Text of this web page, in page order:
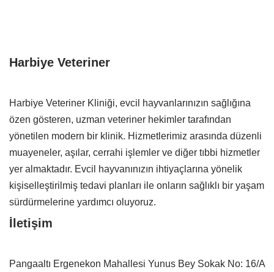
Harbiye Veteriner
Harbiye Veteriner Kliniği, evcil hayvanlarınızın sağlığına
özen gösteren, uzman veteriner hekimler tarafından
yönetilen modern bir klinik. Hizmetlerimiz arasında düzenli
muayeneler, aşılar, cerrahi işlemler ve diğer tıbbi hizmetler
yer almaktadır. Evcil hayvanınızın ihtiyaçlarına yönelik
kişiselleştirilmiş tedavi planları ile onların sağlıklı bir yaşam
sürdürmelerine yardımcı oluyoruz.
İletişim
Pangaaltı Ergenekon Mahallesi Yunus Bey Sokak No: 16/A